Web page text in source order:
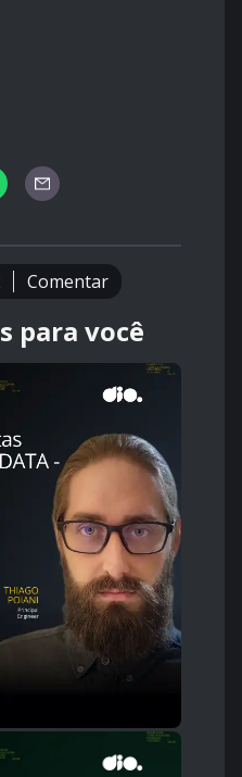
Comentar
para você